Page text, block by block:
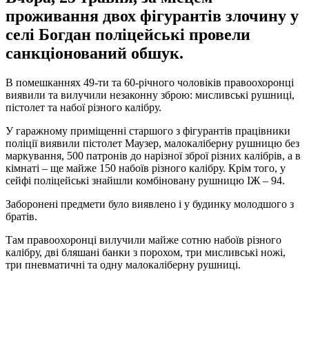
проживання двох фігурантів злочину у
селі Богдан поліцейські провели
санкціонований обшук.
В помешканнях 49-ти та 60-річного чоловіків правоохоронці
виявили та вилучили незаконну зброю: мисливські рушниці,
пістолет та набої різного калібру.
У гаражному приміщенні старшого з фігурантів працівники
поліції виявили пістолет Маузер, малокаліберну рушницю без
маркування, 500 патронів до нарізної зброї різних калібрів, а в
кімнаті – ще майже 150 набоїв різного калібру. Крім того, у
сейфі поліцейські знайшли комбіновану рушницю ІЖ – 94.
Заборонені предмети було виявлено і у будинку молодшого з
братів.
Там правоохоронці вилучили майже сотню набоїв різного
калібру, дві бляшані банки з порохом, три мисливські ножі,
три пневматичні та одну малокаліберну рушниці.